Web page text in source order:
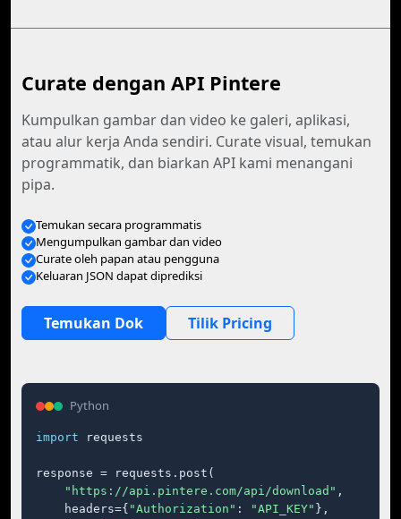
Curate dengan API Pintere
Kumpulkan gambar dan video ke galeri, aplikasi,
atau alur kerja Anda sendiri. Curate visual, temukan
programmatik, dan biarkan API kami menangani
pipa.
Temukan secara programmatis
Mengumpulkan gambar dan video
Curate oleh papan atau pengguna
Keluaran JSON dapat diprediksi
Temukan Dok Tilik Pricing
Python
import requests
response = requests.post(
"https://api.pintere.com/api/download" ,
    headers={
"Authorization" : "API_KEY" },